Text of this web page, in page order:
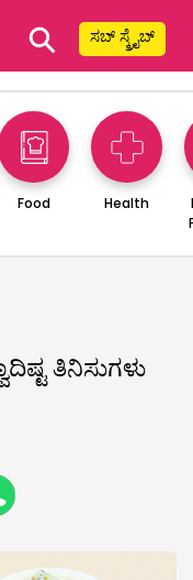
⚲ ಸಬ್ ಸ್ಕ್ರೈಬ್
Food Health
ತಿನಿಸುಗಳು